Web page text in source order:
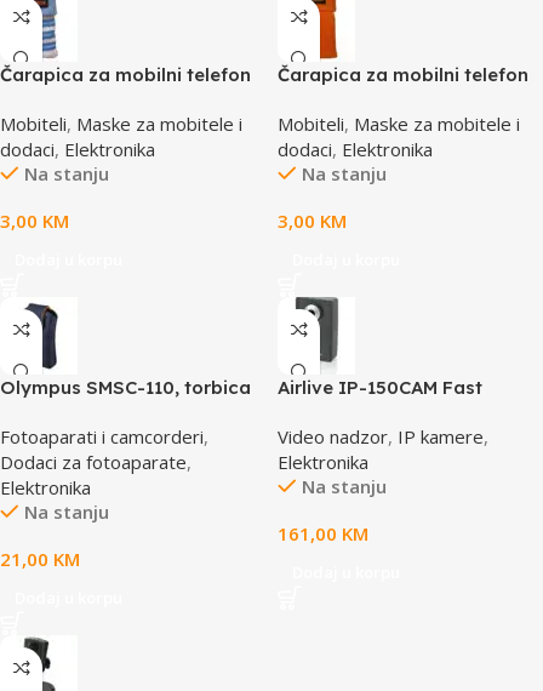
Čarapica za mobilni telefon
65x100mm
Mobiteli, Maske za mobitele i
dodaci, Elektronika
Na stanju
3,00 KM
Čarapica za mobilni telefon
65x100mm
Mobiteli, Maske za mobitele i
dodaci, Elektronika
Na stanju
3,00 KM
Olympus SMSC-110, torbica
case, E0412112
Fotoaparati i camcorderi,
Dodaci za fotoaparate,
Elektronika
Na stanju
21,00 KM
Airlive IP-150CAM Fast
camera
Video nadzor, IP kamere,
Elektronika
Na stanju
161,00 KM